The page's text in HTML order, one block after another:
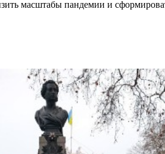
масштабы пандемии и